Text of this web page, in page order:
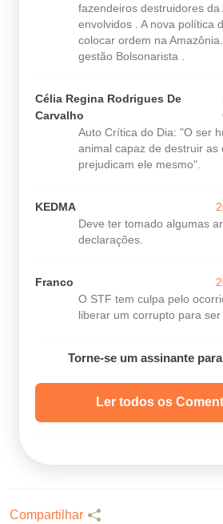
fazendeiros destruidores da
envolvidos . A nova política
colocar ordem na
gestão Bolsonarista .
Célia Regina Rodrigues De
Carvalho
Auto Crítica do Dia: "O ser
animal capaz de destruir as
prejudicam ele mesmo".
KEDMA
Deve ter tomado algumas
declarações.
Franco
O STF tem culpa pelo
liberar um corrupto para
Torne-se um assinante
Ler todos os
Compartilhar